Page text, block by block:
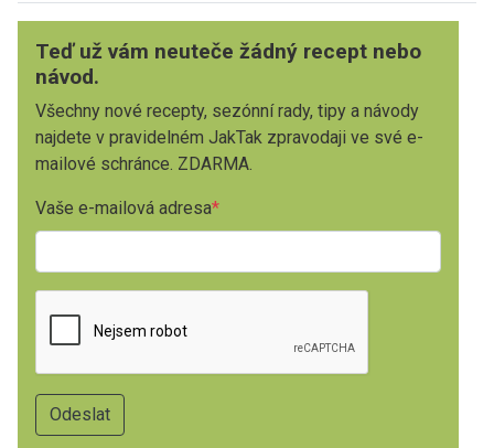
Teď už vám neuteče žádný recept nebo
návod.
Všechny nové recepty, sezónní rady, tipy a návody
najdete v pravidelném JakTak zpravodaji ve své e-
mailové schránce. ZDARMA.
Vaše e-mailová adresa